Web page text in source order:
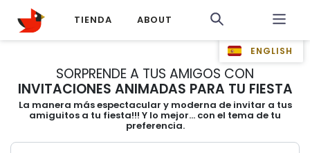
ENGLISH
TIENDA ABOUT
SORPRENDE A TUS AMIGOS CON
INVITACIONES ANIMADAS PARA TU FIESTA
La manera más espectacular y moderna de invitar a tus
amiguitos a tu fiesta!!! Y lo mejor... con el tema de tu
preferencia.